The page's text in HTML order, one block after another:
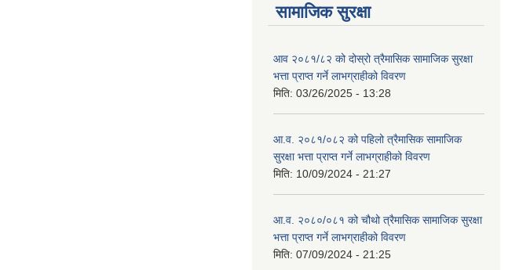
सामाजिक सुरक्षा
आव २०८१/८२ को दोस्रो त्रैमासिक सामाजिक सुरक्षा
भत्ता प्राप्त गर्ने लाभग्राहीको विवरण
मिति: 03/26/2025 - 13:28
आ.व. २०८१/०८२ को पहिलो त्रैमासिक सामाजिक
सुरक्षा भत्ता प्राप्त गर्ने लाभग्राहीको विवरण
मिति: 10/09/2024 - 21:27
आ.व. २०८०/०८१ को चौथो त्रैमासिक सामाजिक सुरक्षा
भत्ता प्राप्त गर्ने लाभग्राहीको विवरण
मिति: 07/09/2024 - 21:25